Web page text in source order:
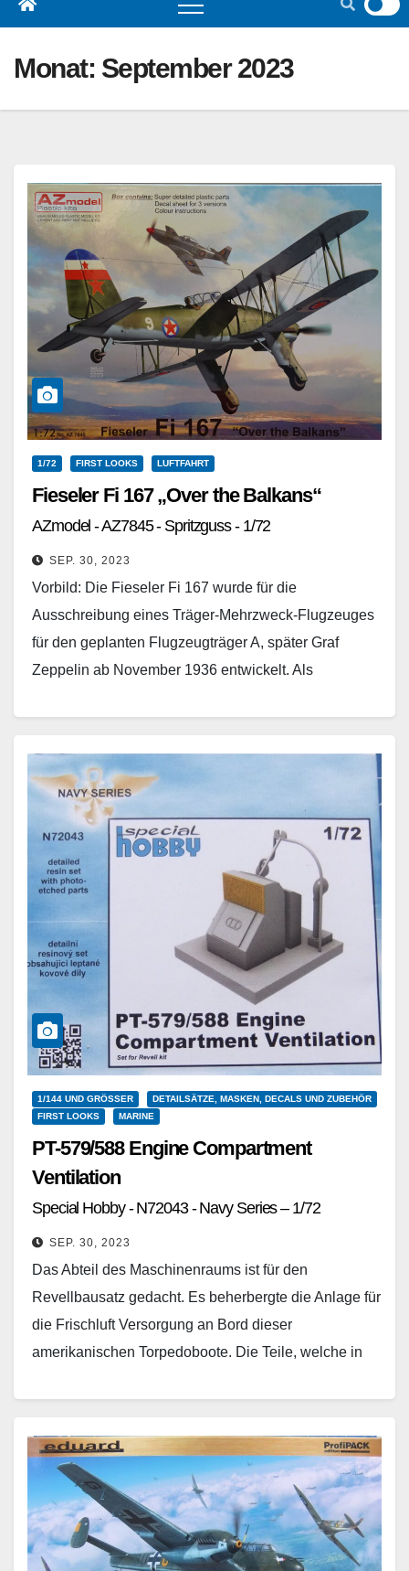
Monat: September 2023
1/72 FIRST LOOKS LUFTFAHRT
Fieseler Fi 167 „Over the Balkans“
AZmodel - AZ7845 - Spritzguss - 1/72
SEP. 30, 2023
Vorbild: Die Fieseler Fi 167 wurde für die
Ausschreibung eines Träger-Mehrzweck-Flugzeuges
für den geplanten Flugzeugträger A, später Graf
Zeppelin ab November 1936 entwickelt. Als
1/144 UND GRÖSSER
DETAILSÄTZE, MASKEN, DECALS UND ZUBEHÖR
FIRST LOOKS
MARINE
PT-579/588 Engine Compartment
Ventilation
Special Hobby - N72043 - Navy Series – 1/72
SEP. 30, 2023
Das Abteil des Maschinenraums ist für den
Revellbausatz gedacht. Es beherbergte die Anlage für
die Frischluft Versorgung an Bord dieser
amerikanischen Torpedoboote. Die Teile, welche in